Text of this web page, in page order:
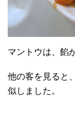
マントウは、餡
他の客を見ると
似しました。